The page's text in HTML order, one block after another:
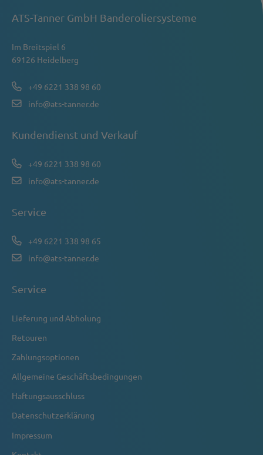
ATS-Tanner GmbH Banderoliersysteme
Im Breitspiel 6
69126 Heidelberg
+49 6221 338 98 60
info@ats-tanner.de
Kundendienst und Verkauf
+49 6221 338 98 60
info@ats-tanner.de
Service
+49 6221 338 98 65
info@ats-tanner.de
Service
Lieferung und Abholung
Retouren
Zahlungsoptionen
Allgemeine Geschäftsbedingungen
Haftungsausschluss
Datenschutzerklärung
Impressum